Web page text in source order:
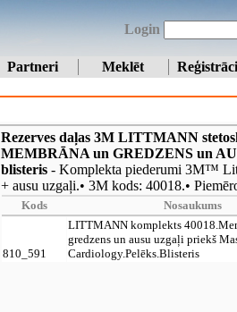
Login
Partneri Meklēt
Rezerves daļas 3M LITTMANN
MEMBRĀNA un GREDZENS un
blisteris - Komplekta piederumi 3M™
+ ausu uzgaļi.• 3M kods: 40018.•
Kods Nosaukums
810_591
LITTMANN komplekts
gredzens un ausu uzgaļi priekš
Cardiology.Pelēks.Blisteris